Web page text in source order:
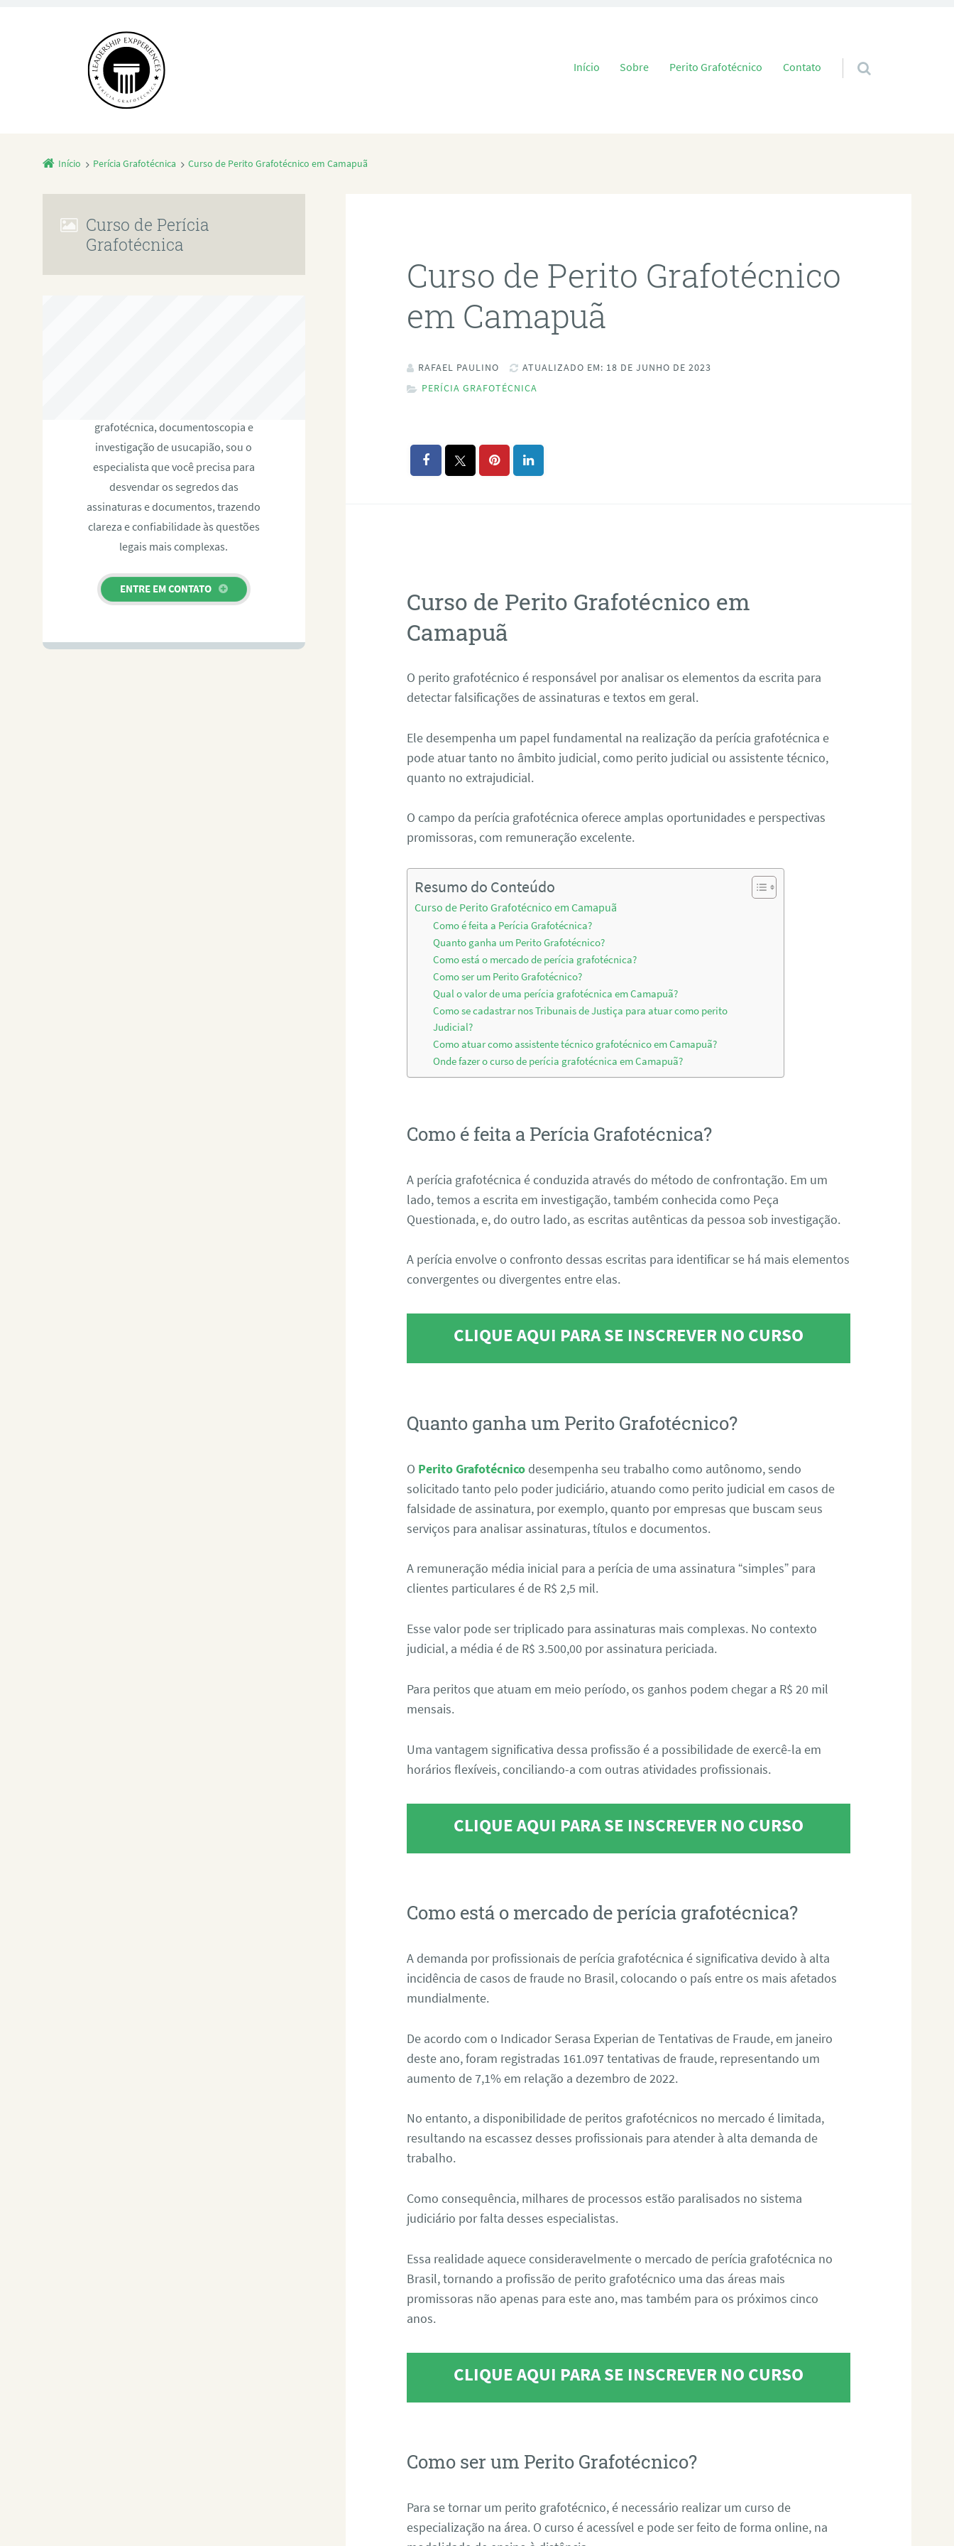
Pular para o conteúdo
Início Sobre Perito Grafotécnico Contato
Início Perícia Grafotécnica Curso de Perito Grafotécnico em Camapuã
Curso de Perito Grafotécnico
em Camapuã
RAFAEL PAULINO
ATUALIZADO EM: 18 DE JUNHO DE 2023
PERÍCIA GRAFOTÉCNICA
Curso de Perito Grafotécnico em
Camapuã
O perito grafotécnico é responsável por analisar os elementos da escrita para
detectar falsificações de assinaturas e textos em geral.
Ele desempenha um papel fundamental na realização da perícia grafotécnica e
pode atuar tanto no âmbito judicial, como perito judicial ou assistente técnico,
quanto no extrajudicial.
O campo da perícia grafotécnica oferece amplas oportunidades e perspectivas
promissoras, com remuneração excelente.
Resumo do Conteúdo
Curso de Perito Grafotécnico em Camapuã
Como é feita a Perícia Grafotécnica?
Quanto ganha um Perito Grafotécnico?
Como está o mercado de perícia grafotécnica?
Como ser um Perito Grafotécnico?
Qual o valor de uma perícia grafotécnica em Camapuã?
Como se cadastrar nos Tribunais de Justiça para atuar como perito
Judicial?
Como atuar como assistente técnico grafotécnico em Camapuã?
Onde fazer o curso de perícia grafotécnica em Camapuã?
Como é feita a Perícia Grafotécnica?
A perícia grafotécnica é conduzida através do método de confrontação. Em um
lado, temos a escrita em investigação, também conhecida como Peça
Questionada, e, do outro lado, as escritas autênticas da pessoa sob investigação.
A perícia envolve o confronto dessas escritas para identificar se há mais elementos
convergentes ou divergentes entre elas.
CLIQUE AQUI PARA SE INSCREVER NO CURSO
Quanto ganha um Perito Grafotécnico?
O Perito Grafotécnico desempenha seu trabalho como autônomo, sendo
solicitado tanto pelo poder judiciário, atuando como perito judicial em casos de
falsidade de assinatura, por exemplo, quanto por empresas que buscam seus
serviços para analisar assinaturas, títulos e documentos.
A remuneração média inicial para a perícia de uma assinatura “simples” para
clientes particulares é de R$ 2,5 mil.
Esse valor pode ser triplicado para assinaturas mais complexas. No contexto
judicial, a média é de R$ 3.500,00 por assinatura periciada.
Para peritos que atuam em meio período, os ganhos podem chegar a R$ 20 mil
mensais.
Uma vantagem significativa dessa profissão é a possibilidade de exercê-la em
horários flexíveis, conciliando-a com outras atividades profissionais.
CLIQUE AQUI PARA SE INSCREVER NO CURSO
Como está o mercado de perícia grafotécnica?
A demanda por profissionais de perícia grafotécnica é significativa devido à alta
incidência de casos de fraude no Brasil, colocando o país entre os mais afetados
mundialmente.
De acordo com o Indicador Serasa Experian de Tentativas de Fraude, em janeiro
deste ano, foram registradas 161.097 tentativas de fraude, representando um
aumento de 7,1% em relação a dezembro de 2022.
No entanto, a disponibilidade de peritos grafotécnicos no mercado é limitada,
resultando na escassez desses profissionais para atender à alta demanda de
trabalho.
Como consequência, milhares de processos estão paralisados no sistema
judiciário por falta desses especialistas.
Essa realidade aquece consideravelmente o mercado de perícia grafotécnica no
Brasil, tornando a profissão de perito grafotécnico uma das áreas mais
promissoras não apenas para este ano, mas também para os próximos cinco
anos.
CLIQUE AQUI PARA SE INSCREVER NO CURSO
Como ser um Perito Grafotécnico?
Para se tornar um perito grafotécnico, é necessário realizar um curso de
especialização na área. O curso é acessível e pode ser feito de forma online, na
Curso de Perícia
Grafotécnica
grafotécnica, documentoscopia e
investigação de usucapião, sou o
especialista que você precisa para
desvendar os segredos das
assinaturas e documentos, trazendo
clareza e confiabilidade às questões
legais mais complexas.
ENTRE EM CONTATO